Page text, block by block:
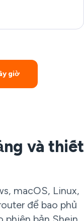
giờ
và thiết
macOS, Linux,
để bao phủ